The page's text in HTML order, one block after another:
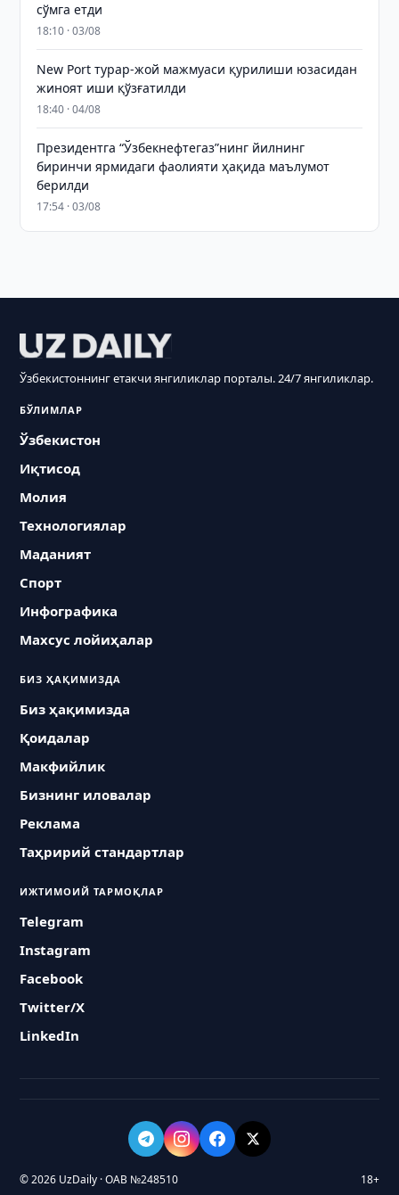
сўмга етди
18:10 · 03/08
New Port турар-жой мажмуаси қурилиши юзасидан
жиноят иши қўзғатилди
18:40 · 04/08
Президентга “Ўзбекнефтегаз”нинг йилнинг
биринчи ярмидаги фаолияти ҳақида маълумот
берилди
17:54 · 03/08
Ўзбекистоннинг етакчи янгиликлар порталы. 24/7 янгиликлар.
БЎЛИМЛАР
Ўзбекистон
Иқтисод
Молия
Технологиялар
Маданият
Спорт
Инфографика
Махсус лойиҳалар
БИЗ ҲАҚИМИЗДА
Биз ҳақимизда
Қоидалар
Макфийлик
Бизнинг иловалар
Реклама
Таҳририй стандартлар
ИЖТИМОИЙ ТАРМОҚЛАР
Telegram
Instagram
Facebook
Twitter/X
LinkedIn
© 2026 UzDaily · ОАВ №248510 18+